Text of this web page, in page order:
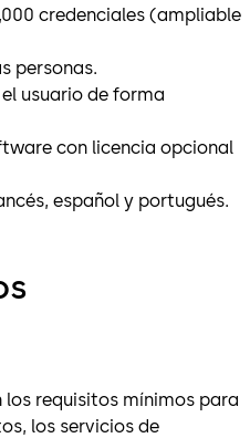
credenciales (ampliable
personas.
usuario de forma
con licencia opcional
español y portugués.
los requisitos mínimos para
los servicios de